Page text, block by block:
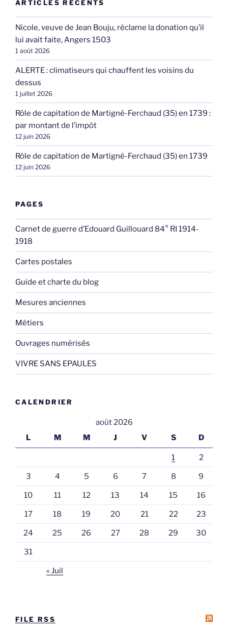
ARTICLES RÉCENTS
Nicole, veuve de Jean Bouju, réclame la donation qu’il
lui avait faite, Angers 1503
1 août 2026
ALERTE : climatiseurs qui chauffent les voisins du
dessus
1 juillet 2026
Rôle de capitation de Martigné-Ferchaud (35) en 1739 :
par montant de l’impôt
12 juin 2026
Rôle de capitation de Martigné-Ferchaud (35) en 1739
12 juin 2026
PAGES
Carnet de guerre d’Edouard Guillouard 84° RI 1914-
1918
Cartes postales
Guide et charte du blog
Mesures anciennes
Métiers
Ouvrages numérisés
VIVRE SANS EPAULES
CALENDRIER
août 2026
L
M M J V S D
1 2
3 4 5 6 7 8 9
10 11 12 13 14 15 16
17 18 19 20 21 22 23
24 25 26 27 28 29 30
31
« Juil
FILE RSS